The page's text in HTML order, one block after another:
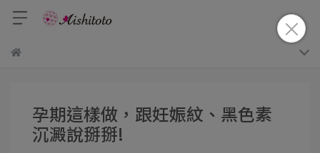
孕期這樣做，跟妊娠紋、黑色素
沉澱說掰掰!